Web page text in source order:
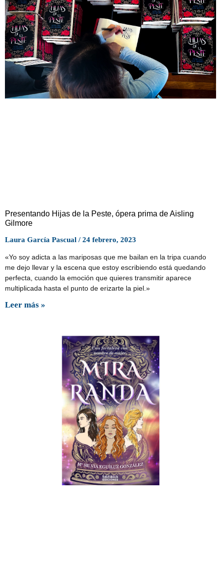
Presentando Hijas de la Peste, ópera prima de Aisling
Gilmore
Laura García Pascual 24 febrero, 2023
«Yo soy adicta a las mariposas que me bailan en la tripa cuando
me dejo llevar y la escena que estoy escribiendo está quedando
perfecta, cuando la emoción que quieres transmitir aparece
multiplicada hasta el punto de erizarte la piel.»
Leer más »